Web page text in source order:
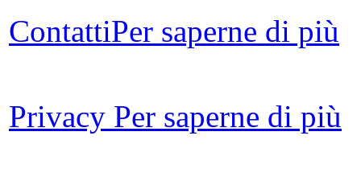
ContattiPer saperne di più
Privacy Per saperne di più